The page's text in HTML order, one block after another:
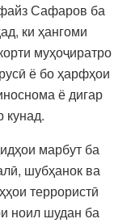
Сафаров ба
ки ҳангоми
муҳоҷиратро
ё бо ҳарфҳои
ё дигар
кунад.
марбут ба
шубҳанок ва
террористӣ
ноил шудан ба